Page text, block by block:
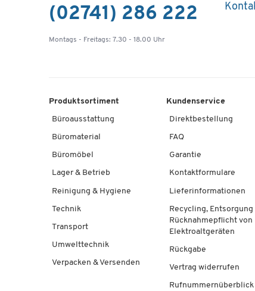
(02741) 286 222
Montags - Freitags: 7.30 - 18.00 Uhr
Produktsortiment
Büroausstattung
Büromaterial
Büromöbel
Lager & Betrieb
Reinigung & Hygiene
Technik
Transport
Umwelttechnik
Verpacken & Versenden
Kundenservice
Direktbestellung
FAQ
Garantie
Kontaktformulare
Lieferinformationen
Recycling, Entsorgung
Rücknahmepflicht von
Elektroaltgeräten
Rückgabe
Vertrag widerrufen
Rufnummernüberblick